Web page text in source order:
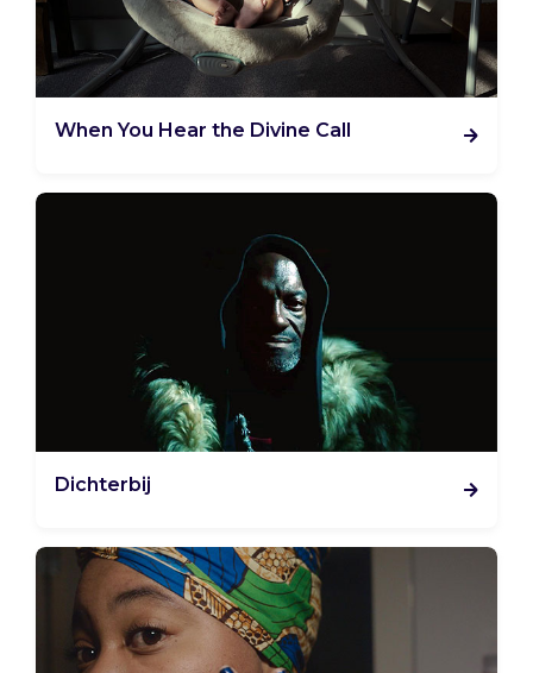
When You Hear the Divine Call
Dichterbij